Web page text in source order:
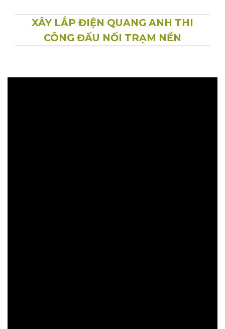
XÂY LẮP ĐIỆN QUANG ANH THI
CÔNG ĐẤU NỐI TRẠM NỀN